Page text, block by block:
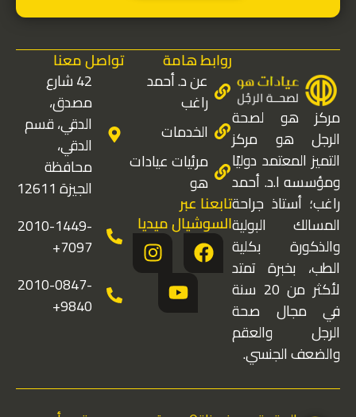
مركز هو لصحة
الرجل هو مركز
التميز المعتمد دوليًا
ومؤسسه ا.د. أحمد
راغب؛ أستاذ جراحة
المسالك البولية
والذكورة بكلية
الطب، بخبرة تمتد
لأكثر من 20 سنة
في مجال صحة
الرجل والعقم
والضعف الجنسي.
روابط هامة
عن د. أحمد
راغب
الخدمات
مرئيات عيادات
هو
تابعنا عبر
السوشيال ميديا
F
a
c
I
n
Y
u
t
تواصل معنا
42 شارع
مصدق،
الدقي، قسم
الدقي،
محافظة
الجيزة 12611
2010-1449-
7097+
2010-0847-
9840+